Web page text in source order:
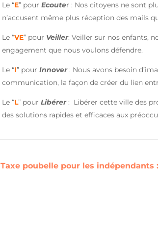
Le “E” pour Ecouter : Nos citoyens ne sont
n’accusent même plus réception des mails
Le “VE” pour Veiller: Veiller sur nos enfants,
engagement que nous voulons défendre.
Le “I” pour Innover: Nous avons besoin
communication, la façon de créer du lien
Le “L” pour Libérer: Libérer cette ville des
des solutions rapides et efficaces aux
Taxe poubelle pour les